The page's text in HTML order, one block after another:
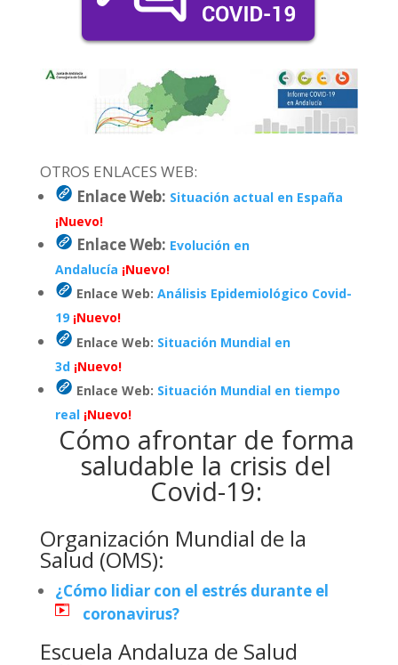
OTROS ENLACES WEB:
Enlace Web: Situación actual en España
¡Nuevo!
Enlace Web: Evolución en
Andalucía ¡Nuevo!
Enlace Web: Análisis Epidemiológico Covid-
19 ¡Nuevo!
Enlace Web: Situación Mundial en
3d ¡Nuevo!
Enlace Web: Situación Mundial en tiempo
real ¡Nuevo!
Cómo afrontar de forma
saludable la crisis del
Covid-19:
Organización Mundial de la
Salud (OMS):
¿Cómo lidiar con el estrés durante el
coronavirus?
Escuela Andaluza de Salud